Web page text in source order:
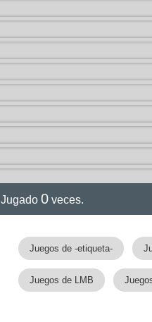
Jugado 0 veces.
Juegos de -etiqueta-
Juegos de LMB